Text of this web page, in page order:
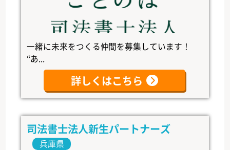
一緒に未来をつくる仲間を募集しています！
“あ...
詳しくはこちら
司法書士法人新生パートナーズ
兵庫県